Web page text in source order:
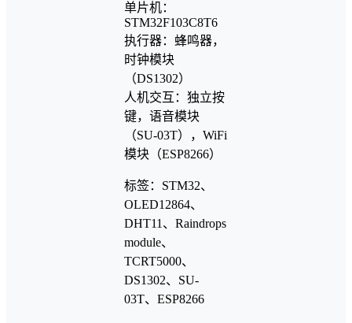
单片机：
STM32F103C8T6
执行器：蜂鸣器，
时钟模块
（DS1302）
人机交互：独立按
键，语音模块
（SU-03T），WiFi
模块（ESP8266）
标签：STM32、
OLED12864、
DHT11、Raindrops
module、
TCRT5000、
DS1302、SU-
03T、ESP8266